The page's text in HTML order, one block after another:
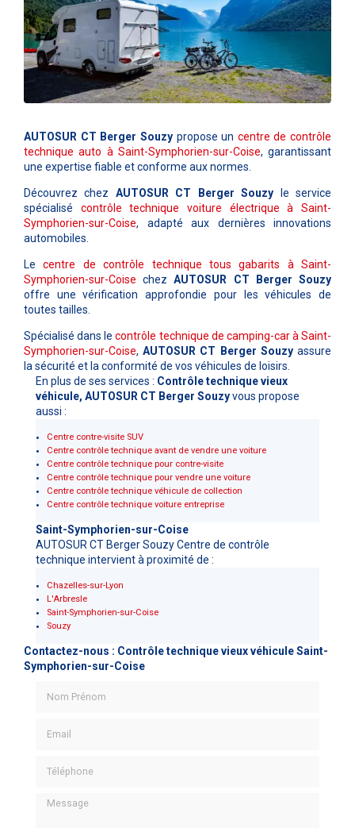
AUTOSUR CT Berger Souzypropose un centre de contrôle
technique auto à Saint-Symphorien-sur-Coise, garantissant
une expertise fiable et conforme aux normes.
Découvrez chez AUTOSUR CT Berger Souzy le service
spécialisé contrôle technique voiture électrique à Saint-
Symphorien-sur-Coise, adapté aux dernières innovations
automobiles.
Lecentre de contrôle technique tous gabarits à Saint-
Symphorien-sur-Coise chezAUTOSUR CT Berger Souzy
offre une vérification approfondie pour les véhicules de
toutes tailles.
Spécialisé dans lecontrôle technique de camping-car à Saint-
Symphorien-sur-Coise,AUTOSUR CT Berger Souzyassure
la sécurité et la conformité de vos véhicules de loisirs.
En plus de ses services : Contrôle technique vieux
véhicule, AUTOSUR CT Berger Souzyvous propose
aussi :
Centre contre-visite SUV
Centre contrôle technique avant de vendre une voiture
Centre contrôle technique pour contre-visite
Centre contrôle technique pour vendre une voiture
Centre contrôle technique véhicule de collection
Centre contrôle technique voiture entreprise
Saint-Symphorien-sur-Coise
AUTOSUR CT Berger Souzy Centre de contrôle
technique intervient à proximité de :
Chazelles-sur-Lyon
L'Arbresle
Saint-Symphorien-sur-Coise
Souzy
Contactez-nous : Contrôle technique vieux véhicule Saint-
Symphorien-sur-Coise
Message